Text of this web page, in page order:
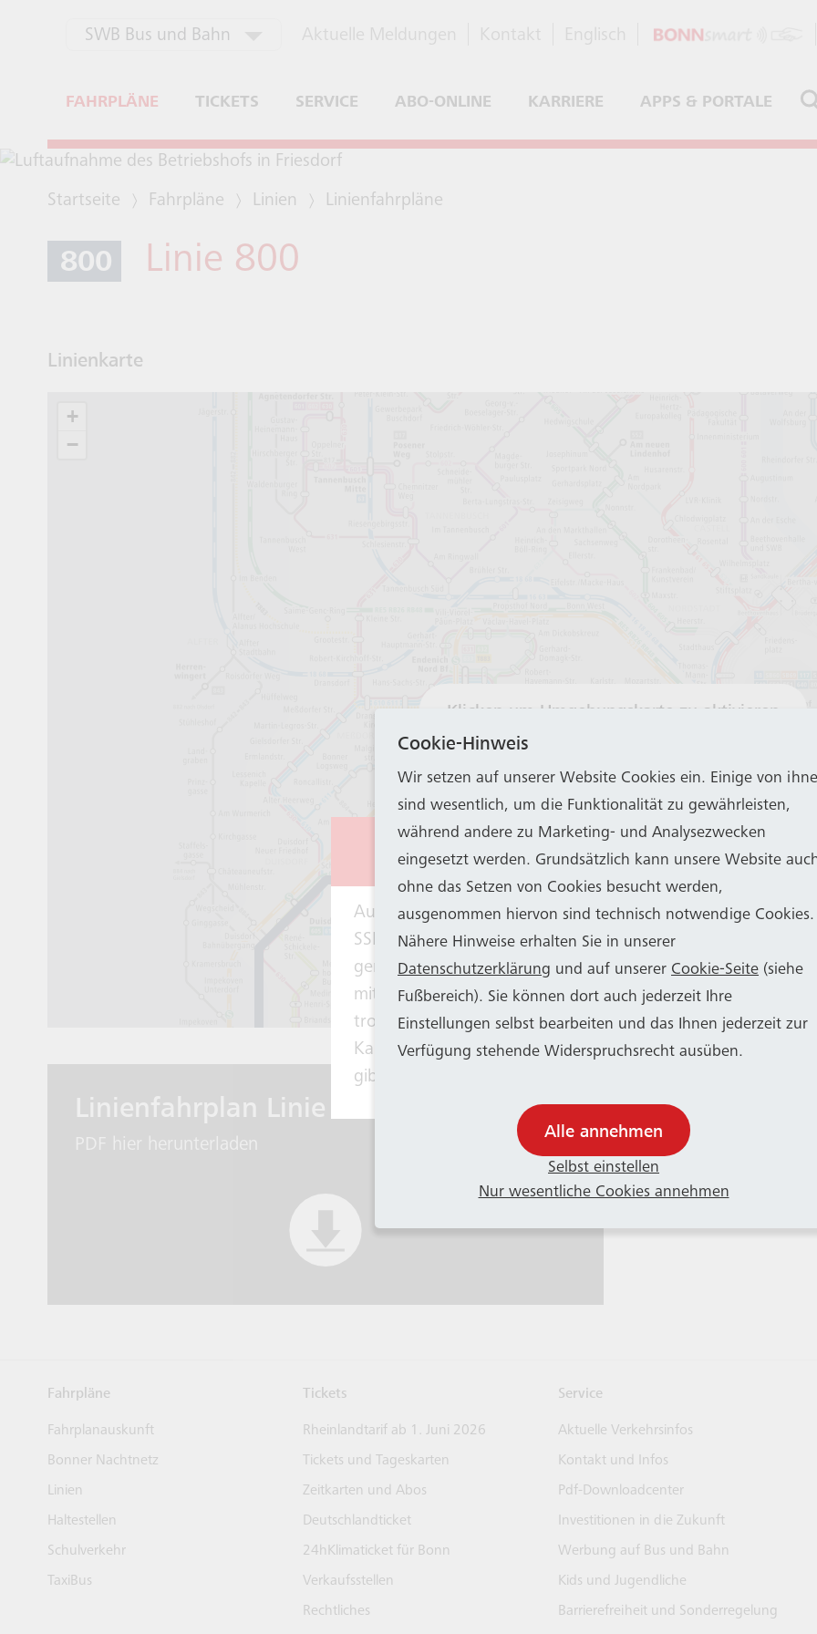
aktuell ausgewählt
SWB Bus und Bahn
SWB Energie und Wasser
SWB Stadtwerke Bonn
Bewerbung Fahrdienst
FAHRPLÄNE TICKETS SERVICE ABO-ONLINE KARRIERE APPS & PORTALE
Startseite Fahrpläne Linien Linienfahrpläne
800 Linie 800
Linienkarte
Klicken um Umgebungskarte zu aktivieren
Linienfahrplan Linie 800
PDF hier herunterladen
Fahrpläne
Fahrplanauskunft
Bonner Nachtnetz
Linien
Haltestellen
Schulverkehr
TaxiBus
Tickets
Rheinlandtarif ab 1. Juni 2026
Tickets und Tageskarten
Zeitkarten und Abos
Deutschlandticket
24hKlimaticket für Bonn
Verkaufsstellen
Rechtliches
Service
Aktuelle Verkehrsinfos
Kontakt und Infos
Pdf-Downloadcenter
Investitionen in die Zukunft
Werbung auf Bus und Bahn
Kids und Jugendliche
Barrierefreiheit und Sonderregelung
Eingeschränkter Stadtbahnbetrieb
Aus betriebstechnischen Gründen haben SWB Bus und
SSB einen Großteil der Stadtbahn-Fahrzeuge aus dem
genommen. Die KVB unterstützt das Bonner
mit 14 Fahrzeugen. SWB Bus und Bahn weist darauf hin,
trotzdem vorübergehend auf allen Stadtbahnlinien weniger
Kapazitäten geben kann und bittet um Verständnis.
gibt es
Cookie-Hinweis
Wir setzen auf unserer Website Cookies ein. Einige von
sind wesentlich, um die Funktionalität zu gewährleisten,
während andere zu Marketing- und Analysezwecken
eingesetzt werden. Grundsätzlich kann unsere Website
ohne das Setzen von Cookies besucht werden,
ausgenommen hiervon sind technisch notwendige Cookies.
Nähere Hinweise erhalten Sie in unserer
Datenschutzerklärung und auf unserer Cookie-Seite (siehe
Fußbereich). Sie können dort auch jederzeit Ihre
Einstellungen selbst bearbeiten und das Ihnen jederzeit zur
Verfügung stehende Widerspruchsrecht ausüben.
Alle annehmen
Selbst einstellen
Nur wesentliche Cookies annehmen